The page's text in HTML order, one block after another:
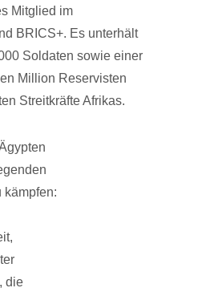
Mitglied im
BRICS+. Es unterhält
Soldaten sowie einer
Million Reservisten
Streitkräfte Afrikas.
kämpfen:
die